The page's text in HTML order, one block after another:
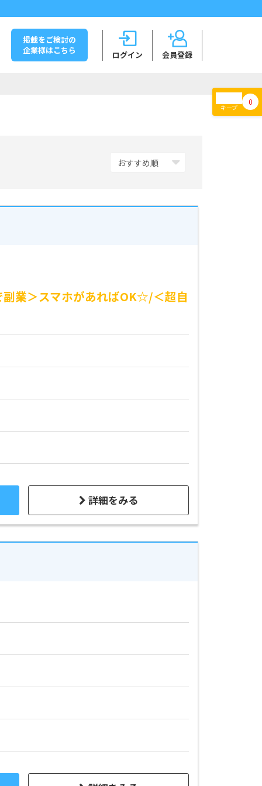
会員登録
ログイン
掲載をご検討の
企業様はこちら
キープ
0
業＞スマホがあればOK☆/＜超自
詳細をみる